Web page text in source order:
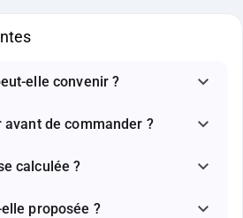
elle convenir ?
de commander ?
calculée ?
proposée ?